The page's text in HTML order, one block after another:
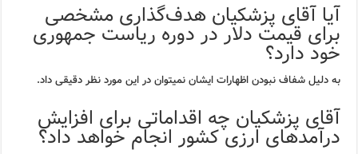
آیا آقای پزشکیان هدف‌گذاری مشخصی
برای قیمت دلار در دوره ریاست جمهوری
خود دارد؟
به دلیل شفاف نبودن اظهارات ایشان نمیتوان در این مورد نظر دقیقی داد.
آقای پزشکیان چه اقداماتی برای افزایش
درآمدهای ارزی کشور انجام خواهد داد؟